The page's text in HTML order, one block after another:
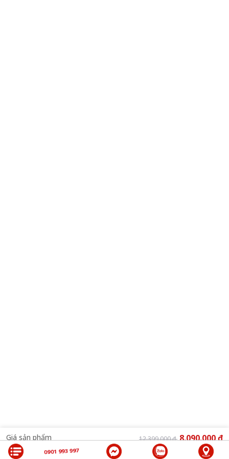
Tính năng bảo vệ trẻ em
Giá sản phẩm 12.399.000 ₫ 8.090.000 ₫
MUA NGAY
0901 993 997